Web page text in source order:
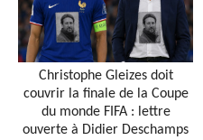
Christophe Gleizes doit
couvrir la finale de la Coupe
du monde FIFA : lettre
ouverte à Didier Deschamps